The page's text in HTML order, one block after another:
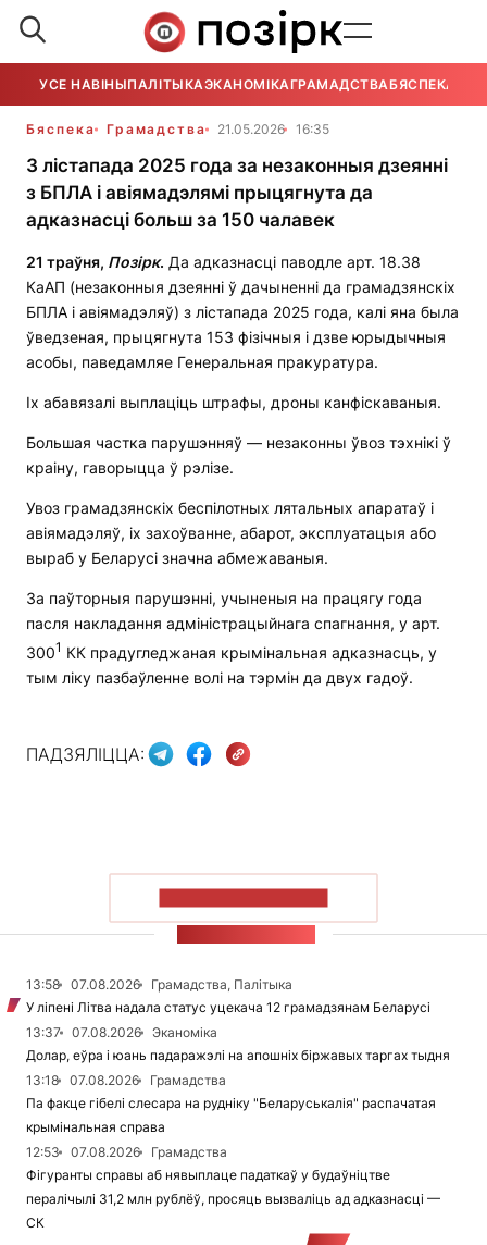
УСЕ НАВІНЫПАЛІТЫКАЭКАНОМІКАГРАМАДСТВАБЯСПЕКА
Бяспека Грамадства 21.05.2026 16:35
З лістапада 2025 года за незаконныя дзеянні
з БПЛА і авіямадэлямі прыцягнута да
адказнасці больш за 150 чалавек
21 траўня, Позірк. Да адказнасці паводле арт. 18.38
КаАП (незаконныя дзеянні ў дачыненні да грамадзянскіх
БПЛА і авіямадэляў) з лістапада 2025 года, калі яна была
ўведзеная, прыцягнута 153 фізічныя і дзве юрыдычныя
асобы, паведамляе Генеральная пракуратура.
Іх абавязалі выплаціць штрафы, дроны канфіскаваныя.
Большая частка парушэнняў — незаконны ўвоз тэхнікі ў
краіну, гаворыцца ў рэлізе.
Увоз грамадзянскіх беспілотных лятальных апаратаў і
авіямадэляў, іх захоўванне, абарот, эксплуатацыя або
выраб у Беларусі значна абмежаваныя.
За паўторныя парушэнні, учыненыя на працягу года
пасля накладання адміністрацыйнага спагнання, у арт.
3001 КК прадугледжаная крымінальная адказнасць, у
тым ліку пазбаўленне волі на тэрмін да двух гадоў.
ПАДЗЯЛІЦЦА:
13:58 07.08.2026
Грамадства, Палітыка
У ліпені Літва надала статус уцекача 12 грамадзянам Беларусі
13:37
07.08.2026
Эканоміка
Долар, еўра і юань падаражэлі на апошніх біржавых таргах тыдня
13:18
07.08.2026
Грамадства
Па факце гібелі слесара на рудніку "Беларуськалія" распачатая
крымінальная справа
12:53
07.08.2026
Грамадства
Фігуранты справы аб нявыплаце падаткаў у будаўніцтве
пералічылі 31,2 млн рублёў, просяць вызваліць ад адказнасці —
СК